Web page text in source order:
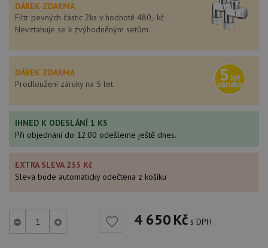
DÁREK ZDARMA
Filtr pevných částic 2ks v hodnotě 480,- kč
Nevztahuje se k zvýhodněným setům.
DÁREK ZDARMA
Prodloužení záruky na 5 let
IHNED K ODESLÁNÍ 1 KS
Při objednání do 12:00 odešleme ještě dnes.
EXTRA SLEVA 233 Kč
Sleva bude automaticky odečtena z košíku
4 650Kč s DPH